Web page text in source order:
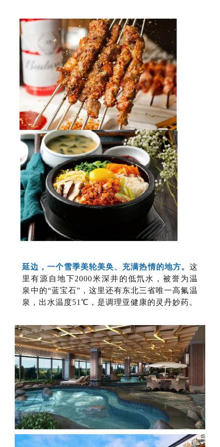
延边，一个雪季美轮美奂、充满热情的地方。 这
里有源自地下2000米深井的低氘水，被誉为温
泉中的“蓝宝石”，这里还有东北三省唯一高氟温
泉，出水温度51℃，是调理亚健康的灵丹妙药。